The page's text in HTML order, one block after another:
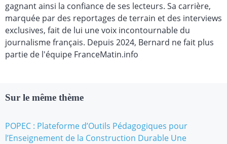
gagnant ainsi la confiance de ses lecteurs. Sa carrière,
marquée par des reportages de terrain et des interviews
exclusives, fait de lui une voix incontournable du
journalisme français. Depuis 2024, Bernard ne fait plus
partie de l'équipe FranceMatin.info
Sur le même thème
POPEC : Plateforme d’Outils Pédagogiques pour
l’Enseignement de la Construction Durable Une